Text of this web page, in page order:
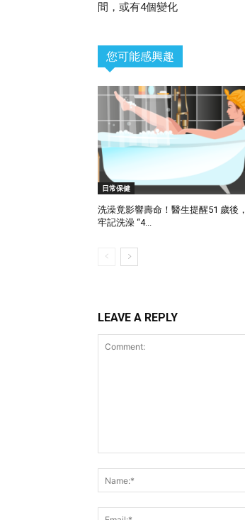
間，或有4個變化
您可能感興趣
日常保健
洗澡竟影響壽命！醫生提醒51 歲後，
牢記洗澡 “4...
LEAVE A REPLY